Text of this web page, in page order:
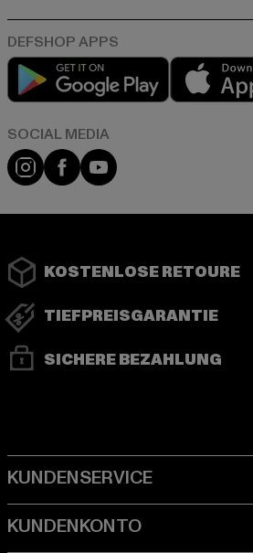
Play market
Instagram
FacebookYouTube
KOSTENLOSE RETOURE
TIEFPREISGARANTIE
SICHERE BEZAHLUNG